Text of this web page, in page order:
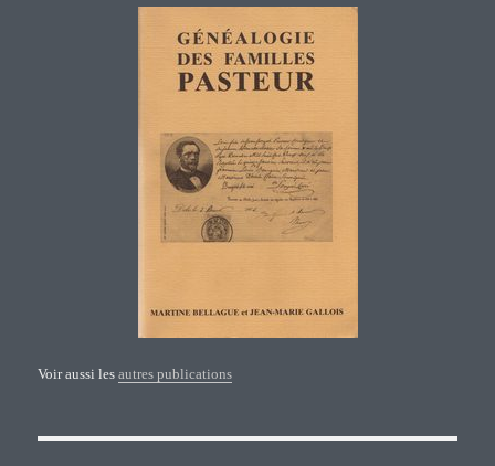
Voir aussi lesautres publications